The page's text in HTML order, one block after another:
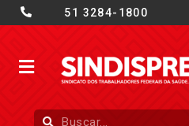
51 3284-1800